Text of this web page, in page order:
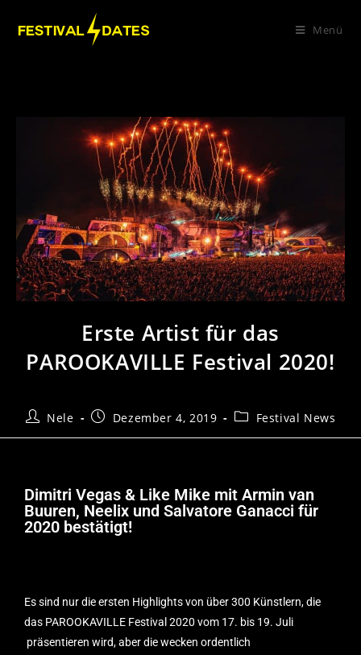
Menü
Erste Artist für das
PAROOKAVILLE Festival 2020!
Nele Dezember 4, 2019 Festival News
Dimitri Vegas & Like Mike mit Armin van
Buuren, Neelix und Salvatore Ganacci für
2020 bestätigt!
Es sind nur die ersten Highlights von über 300 Künstlern, die
das PAROOKAVILLE Festival 2020 vom 17. bis 19. Juli
präsentieren wird, aber die wecken ordentlich